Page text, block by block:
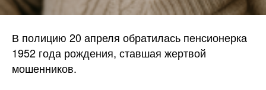
В полицию 20 апреля обратилась пенсионерка
1952 года рождения, ставшая жертвой
мошенников.